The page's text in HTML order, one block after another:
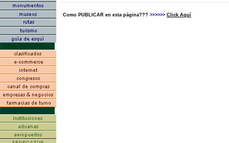
Como PUBLICAR en esta página??? >>>>>> Click Aquí